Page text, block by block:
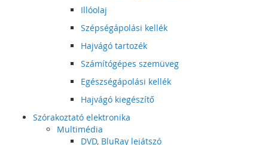
Illóolaj
Szépségápolási kellék
Hajvágó tartozék
Számítógépes szemüveg
Egészségápolási kellék
Hajvágó kiegészítő
Szórakoztató elektronika
Multimédia
DVD, BluRay lejátszó